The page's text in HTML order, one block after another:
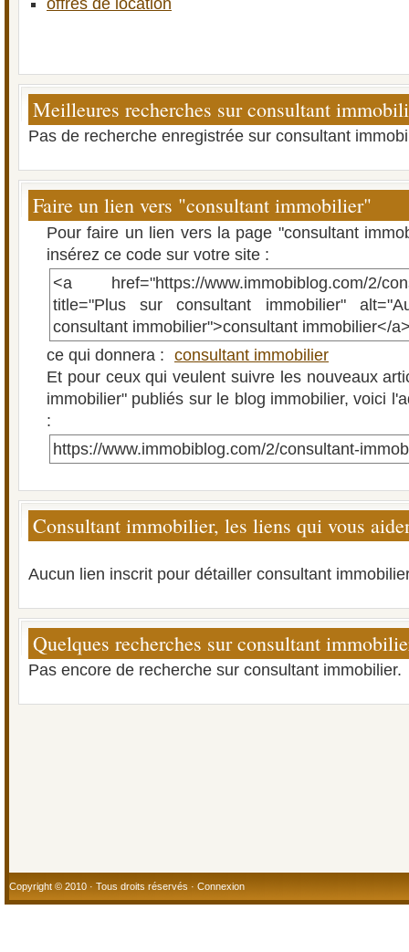
offres de location
Meilleures recherches sur consultant
Pas de recherche enregistrée sur consultant
Faire un lien vers "consultant immobilier"
Pour faire un lien vers la page "consultant
insérez ce code sur votre site :
<a href="https://www.immobiblog.com/2/
title="Plus sur consultant immobilier"
consultant immobilier">consultant immobilier</
ce qui donnera : consultant immobilier
Et pour ceux qui veulent suivre les nouveaux
immobilier" publiés sur le blog immobilier, voici
:
https://www.immobiblog.com/2/consultant-
Consultant immobilier, les liens qui vous
Aucun lien inscrit pour détailler consultant
Quelques recherches sur consultant
Pas encore de recherche sur consultant immobilier.
Copyright © 2010 · Tous droits réservés · Connexion